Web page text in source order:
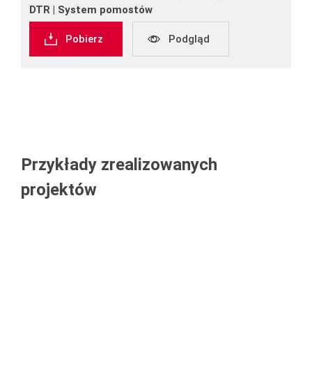
DTR | System pomostów
Pobierz Podgląd
Przykłady zrealizowanych
projektów